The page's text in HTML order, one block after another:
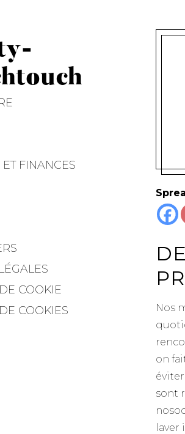
FINANCES
COOKIE
COOKIES
Nos
on
sont